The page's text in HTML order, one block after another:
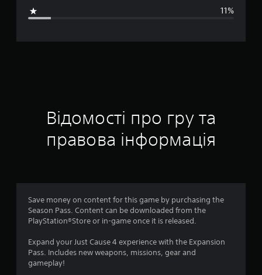
н
о
н
к
:
4
2
11%
Відомості про гру та
правова інформація
Save money on content for this game by purchasing the
Season Pass. Content can be downloaded from the
PlayStation®Store or in-game once it is released.
Expand your Just Cause 4 experience with the Expansion
Pass. Includes new weapons, missions, gear and
gameplay!